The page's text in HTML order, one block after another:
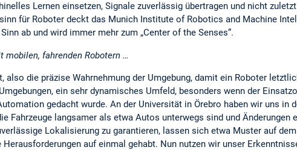
Lernen einsetzen, Signale zuverlässig übertragen und nicht
für Roboter deckt das Munich Institute of Robotics and Machine
ab und wird immer mehr zum „Center of the Senses“.
fahrenden Robotern …
also die präzise Wahrnehmung der Umgebung, damit ein Roboter
ein sehr dynamisches Umfeld, besonders wenn der
gedacht wurde. An der Universität in Örebro haben wir uns in
Fahrzeuge langsamer als etwa Autos unterwegs sind und Änderungen
Lokalisierung zu garantieren, lassen sich etwa Muster auf
auf einmal gehabt. Nun nutzen wir unser